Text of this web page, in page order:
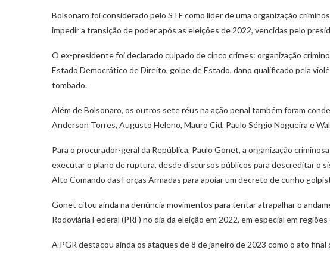
Bolsonaro foi considerado pelo STF como líder de uma organização
impedir a transição de poder após as eleições de 2022, vencidas pelo
O ex-presidente foi declarado culpado de cinco crimes: organização
Estado Democrático de Direito, golpe de Estado, dano qualificado pela
tombado.
Além de Bolsonaro, os outros sete réus na ação penal também foram
Anderson Torres, Augusto Heleno, Mauro Cid, Paulo Sérgio Nogueira e
Para o procurador-geral da República, Paulo Gonet, a organização
executar o plano de ruptura, desde discursos públicos para descreditar o
Alto Comando das Forças Armadas para apoiar um decreto de cunho
Gonet citou ainda na denúncia movimentos para tentar atrapalhar o
Rodoviária Federal (PRF) no dia da eleição em 2022, em especial em
A PGR destacou ainda os ataques de 8 de janeiro de 2023 como o ato